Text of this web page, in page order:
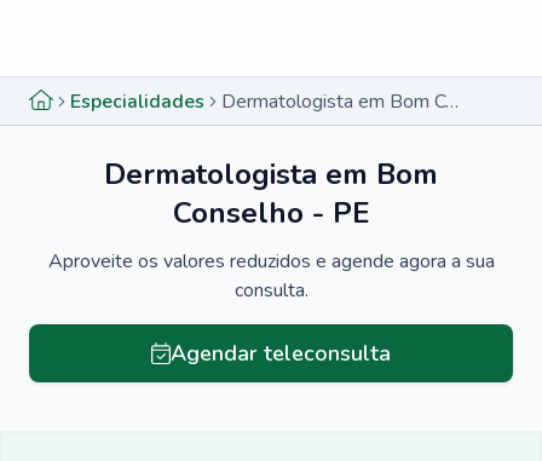
Especialidades Dermatologista em Bom Conselho - PE
Dermatologista em Bom
Conselho - PE
Aproveite os valores reduzidos e agende agora a sua
consulta.
Agendar teleconsulta